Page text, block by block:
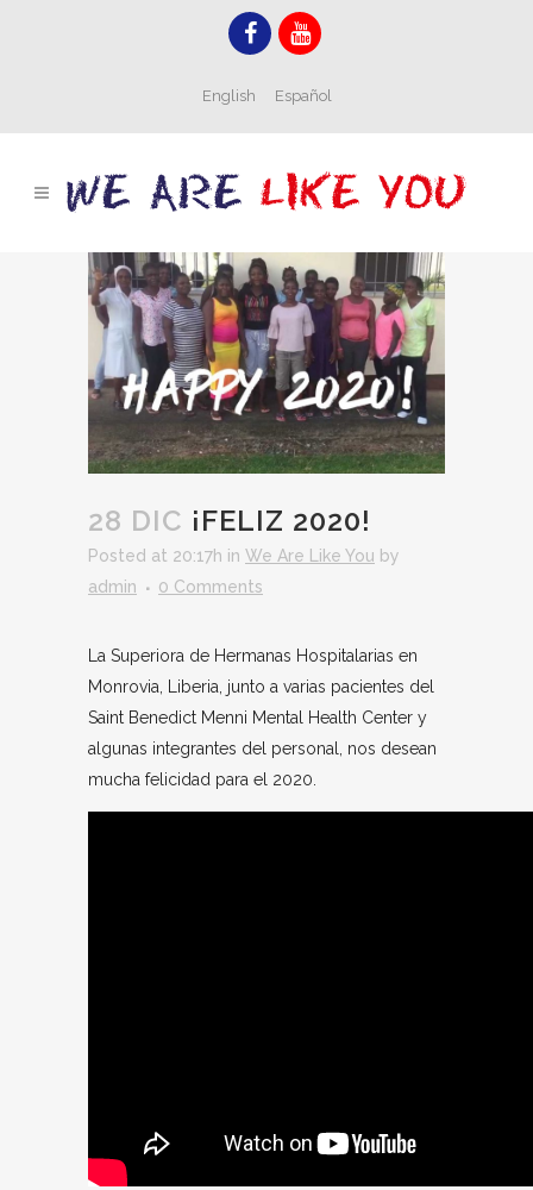
English Español
28 DIC ¡FELIZ 2020!
Posted at 20:17h in We Are Like You by
admin
0 Comments
La Superiora de Hermanas Hospitalarias en
Monrovia, Liberia, junto a varias pacientes del
Saint Benedict Menni Mental Health Center y
algunas integrantes del personal, nos desean
mucha felicidad para el 2020.